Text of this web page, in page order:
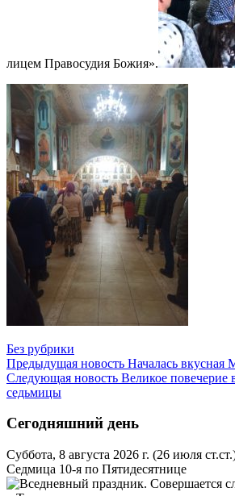
лицем Правосудия Божия».
Без рубрики
Предыдущая новость Началась вкусная
Следующая новость Великое повечерие
седьмицы
Сегодняшний день
Суббота, 8 августа 2026 г. (26 июля
Седмица 10-я по Пятидесятнице